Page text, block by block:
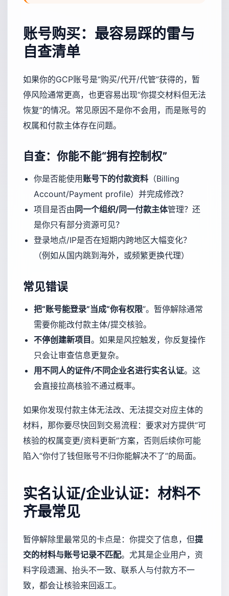
账号购买：最容易踩的雷与
自查清单
如果你的GCP账号是“购买/代开/代管”获得的，暂
停风险通常更高，也更容易出现“你提交材料但无法
恢复”的情况。常见原因不是你不会用，而是账号的
权属和付款主体存在问题。
自查：你能不能“拥有控制权”
你是否能使用 账号下的付款资料（Billing
Account/Payment profile）并完成修改？
项目是否由 同一个组织/同一付款主体管理？还
是你只有部分资源可见？
登录地点/IP是否在短期内跨地区大幅变化？
（例如从国内跳到海外，或频繁更换代理）
常见错误
把“账号能登录”当成“你有权限”。暂停解除通常
需要你能改付款主体/提交核验。
不停创建新项目。如果是风控触发，你反复操作
只会让审查信息更复杂。
用不同人的证件/不同企业名进行实名认证。这
会直接拉高核验不通过概率。
如果你发现付款主体无法改、无法提交对应主体的
材料，那你要尽快回到交易流程：要求对方提供“可
核验的权属变更/资料更新”方案，否则后续你可能
陷入“你付了钱但账号不归你能解决不了”的局面。
实名认证/企业认证：材料不
齐最常见
暂停解除里最常见的卡点是：你提交了信息，但提
交的材料与账号记录不匹配。尤其是企业用户，资
料字段遗漏、抬头不一致、联系人与付款方不一
致，都会让核验来回返工。